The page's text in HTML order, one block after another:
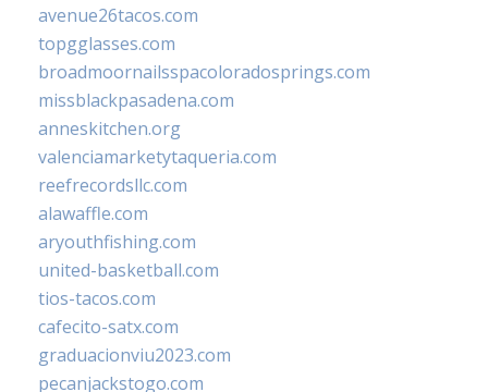
avenue26tacos.com
topgglasses.com
broadmoornailsspacoloradosprings.com
missblackpasadena.com
anneskitchen.org
valenciamarketytaqueria.com
reefrecordsllc.com
alawaffle.com
aryouthfishing.com
united-basketball.com
tios-tacos.com
cafecito-satx.com
graduacionviu2023.com
pecanjackstogo.com